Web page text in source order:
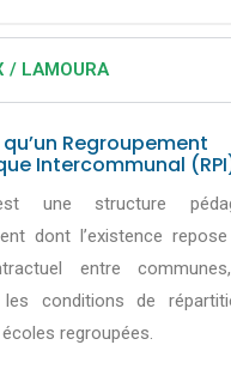
/ LAMOURA
Regroupement
Intercommunal
une structure
dont l’existence
entre
les conditions de
regroupées.